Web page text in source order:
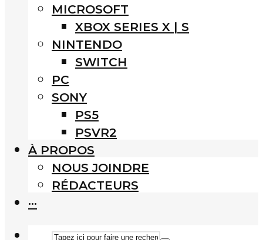
MICROSOFT
XBOX SERIES X | S
NINTENDO
SWITCH
PC
SONY
PS5
PSVR2
À PROPOS
NOUS JOINDRE
RÉDACTEURS
···